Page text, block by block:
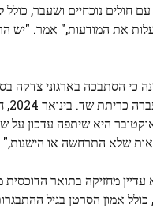
חולים נוכחיים ושעבר, כולל
את המודעות," אמר. "יש
כי הסתבכה בארגוני צדקה
היא שיתפה עדכון על
שלא התרחשה או
1996 היא עדיין מחזיקה בתואר
אמון הסרטן בגיל